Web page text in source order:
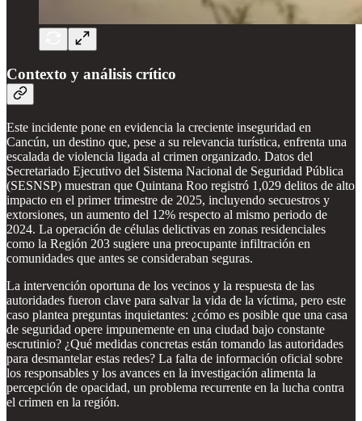
Contexto y análisis crítico
Este incidente pone en evidencia la creciente inseguridad en
Cancún, un destino que, pese a su relevancia turística, enfrenta una
escalada de violencia ligada al crimen organizado. Datos del
Secretariado Ejecutivo del Sistema Nacional de Seguridad Pública
(SESNSP) muestran que Quintana Roo registró 1,029 delitos de alto
impacto en el primer trimestre de 2025, incluyendo secuestros y
extorsiones, un aumento del 12% respecto al mismo periodo de
2024. La operación de células delictivas en zonas residenciales
como la Región 203 sugiere una preocupante infiltración en
comunidades que antes se consideraban seguras.
La intervención oportuna de los vecinos y la respuesta de las
autoridades fueron clave para salvar la vida de la víctima, pero este
caso plantea preguntas inquietantes: ¿cómo es posible que una casa
de seguridad opere impunemente en una ciudad bajo constante
escrutinio? ¿Qué medidas concretas están tomando las autoridades
para desmantelar estas redes? La falta de información oficial sobre
los responsables y los avances en la investigación alimenta la
percepción de opacidad, un problema recurrente en la lucha contra
el crimen en la región.